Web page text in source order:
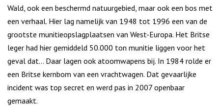
Wald, ook een beschermd natuurgebied, maar ook een bos met
een verhaal. Hier lag namelijk van 1948 tot 1996 een van de
grootste munitieopslagplaatsen van West-Europa. Het Britse
leger had hier gemiddeld 50.000 ton munitie liggen voor het
geval dat… Daar lagen ook atoomwapens bij. In 1984 rolde er
een Britse kernbom van een vrachtwagen. Dat gevaarlijke
incident was top secret en werd pas in 2007 openbaar
gemaakt.